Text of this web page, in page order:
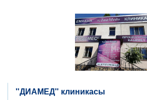
"ДИАМЕД" клиникасы